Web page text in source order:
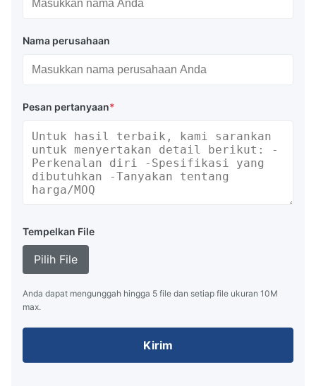
Nama perusahaan
Pesan pertanyaan*
Tempelkan File
Pilih File
Anda dapat mengunggah hingga 5 file dan setiap file ukuran 10M
max.
Kirim